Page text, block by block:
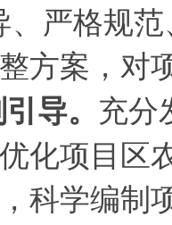
、严格规
方案，对
引导。 充分
化项目区
科学编制